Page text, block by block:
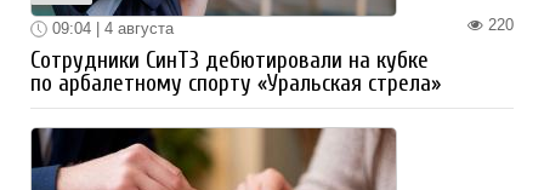
220
09:04 | 4 августа
Сотрудники СинТЗ дебютировали на кубке
по арбалетному спорту «Уральская стрела»